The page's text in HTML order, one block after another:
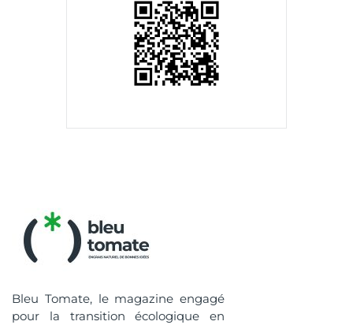
Bleu Tomate, le magazine engagé
pour la transition écologique en